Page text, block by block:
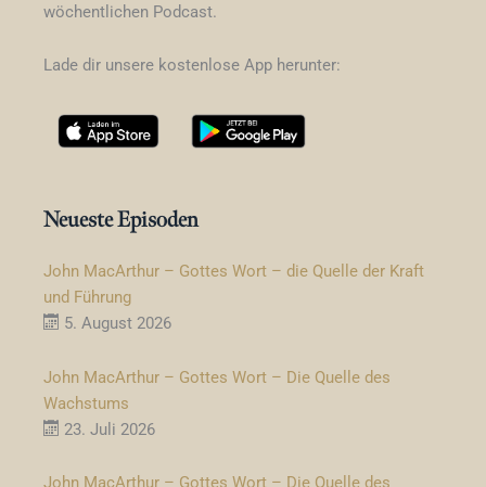
wöchentlichen Podcast.
Lade dir unsere kostenlose App herunter:
Neueste Episoden
John MacArthur – Gottes Wort – die Quelle der Kraft
und Führung
5. August 2026
John MacArthur – Gottes Wort – Die Quelle des
Wachstums
23. Juli 2026